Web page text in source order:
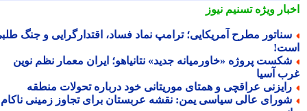
ویژهتسنیم نیوز
مطرح آمریکایی؛ ترامپ نماد فساد، اقتدارگرایی و جنگ طلبی
پروژه «خاورمیانه جدید» نتانیاهو؛ ایران معمار نظم نوین
آسیا
عراقچی و همتای موریتانی خود درباره تحولات منطقه
عالی سیاسی یمن: نقشه عربستان برای تجاوز زمینی ناکام